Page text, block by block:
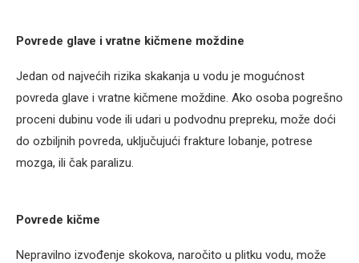
Povrede glave i vratne kičmene moždine
Jedan od najvećih rizika skakanja u vodu je mogućnost
povreda glave i vratne kičmene moždine. Ako osoba pogrešno
proceni dubinu vode ili udari u podvodnu prepreku, može doći
do ozbiljnih povreda, uključujući frakture lobanje, potrese
mozga, ili čak paralizu.
Povrede kičme
Nepravilno izvođenje skokova, naročito u plitku vodu, može